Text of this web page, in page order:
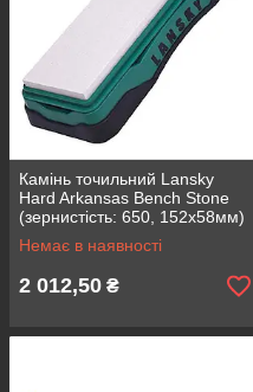
Камінь точильний Lansky
Hard Arkansas Bench Stone
(зернистість: 650, 152х58мм)
для ручних точилок
Немає в наявності
2 012,50 ₴